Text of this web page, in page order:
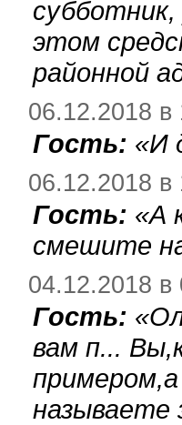
этом
районной
06.12.2018 в
Гость: «И
06.12.2018 в
Гость: «А
смешите
04.12.2018 в
Гость: «
вам п...
называете